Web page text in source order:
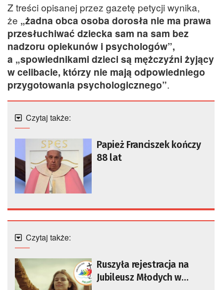
Z treści opisanej przez gazetę petycji wynika,
że „żadna obca osoba dorosła nie ma prawa
przesłuchiwać dziecka sam na sam bez
nadzoru opiekunów i psychologów”,
a „spowiednikami dzieci są mężczyźni żyjący
w celibacie, którzy nie mają odpowiedniego
przygotowania psychologicznego”.
Czytaj także:
Papież Franciszek kończy
88 lat
Czytaj także:
Ruszyła rejestracja na
Jubileusz Młodych w